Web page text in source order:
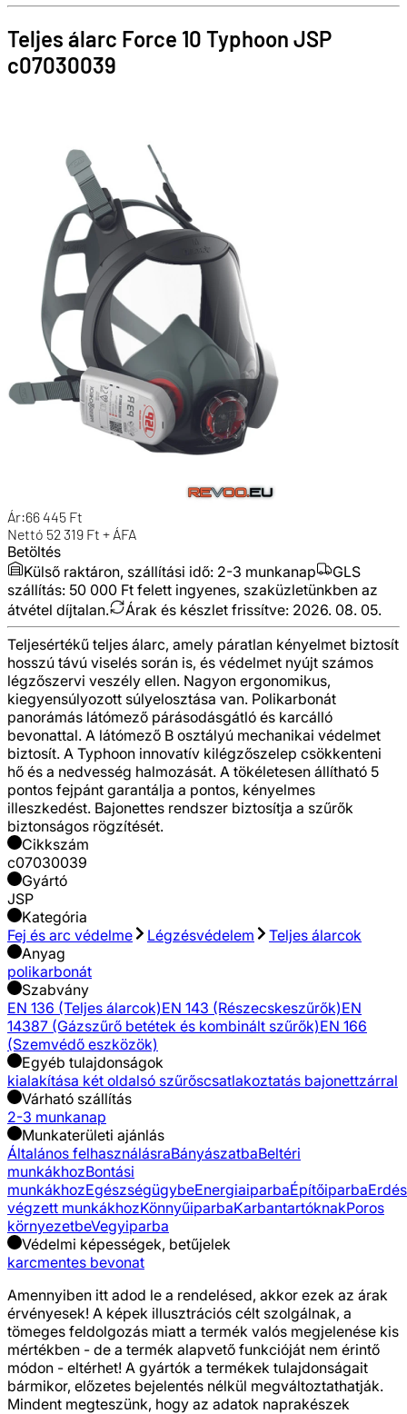
Teljes álarc Force 10 Typhoon JSP
c07030039
Ár:66 445 Ft
Nettó 52 319 Ft + ÁFA
Betöltés
Külső raktáron, szállítási idő: 2-3 munkanap
GLS
szállítás: 50 000 Ft felett ingyenes, szaküzletünkben az
átvétel díjtalan.
Árak és készlet frissítve: 2026. 08. 05.
Teljesértékű teljes álarc, amely páratlan kényelmet biztosít
hosszú távú viselés során is, és védelmet nyújt számos
légzőszervi veszély ellen. Nagyon ergonomikus,
kiegyensúlyozott súlyelosztása van. Polikarbonát
panorámás látómező párásodásgátló és karcálló
bevonattal. A látómező B osztályú mechanikai védelmet
biztosít. A Typhoon innovatív kilégzőszelep csökkenteni
hő és a nedvesség halmozását. A tökéletesen állítható 5
pontos fejpánt garantálja a pontos, kényelmes
illeszkedést. Bajonettes rendszer biztosítja a szűrők
biztonságos rögzítését.
Cikkszám
c07030039
Gyártó
JSP
Kategória
Fej és arc védelme
Légzésvédelem
Teljes álarcok
Anyag
polikarbonát
Szabvány
EN 136 (Teljes álarcok)EN 143 (Részecskeszűrők)EN
14387 (Gázszűrő betétek és kombinált szűrők)EN 166
(Szemvédő eszközök)
Egyéb tulajdonságok
kialakítása két oldalsó szűrőscsatlakoztatás bajonettzárral
Várható szállítás
2-3 munkanap
Munkaterületi ajánlás
Általános felhasználásraBányászatbaBeltéri
munkákhozBontási
munkákhozEgészségügybeEnergiaiparbaÉpítőiparba
végzett munkákhozKönnyűiparbaKarbantartóknakPoros
környezetbeVegyiparba
Védelmi képességek, betűjelek
karcmentes bevonat
Amennyiben itt adod le a rendelésed, akkor ezek az árak
érvényesek! A képek illusztrációs célt szolgálnak, a
tömeges feldolgozás miatt a termék valós megjelenése kis
mértékben - de a termék alapvető funkcióját nem érintő
módon - eltérhet! A gyártók a termékek tulajdonságait
bármikor, előzetes bejelentés nélkül megváltoztathatják.
Mindent megteszünk, hogy az adatok naprakészek